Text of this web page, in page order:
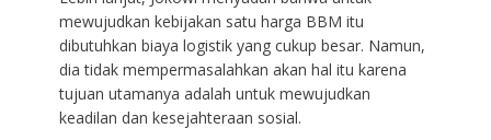
mewujudkan kebijakan satu harga BBM itu
dibutuhkan biaya logistik yang cukup besar. Namun,
dia tidak mempermasalahkan akan hal itu karena
tujuan utamanya adalah untuk mewujudkan
keadilan dan kesejahteraan sosial.